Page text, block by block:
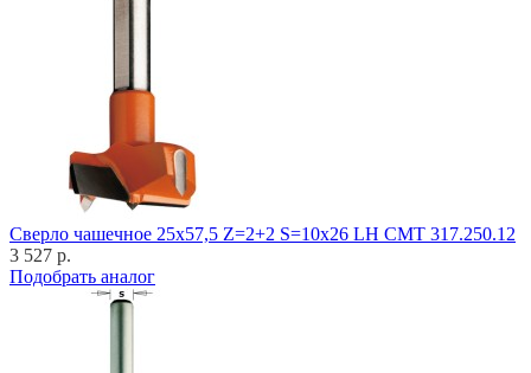
Cверло чашечное 25x57,5 Z=2+2 S=10x26 LH CMT 317.250.12
3 527 р.
Подобрать аналог